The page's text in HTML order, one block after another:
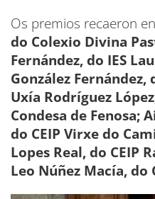
Os premios recaeron en
do Colexio Divina
Fernández, do IES
González Fernández,
Uxía Rodríguez
Condesa de Fenosa;
do CEIP Virxe do
Lopes Real, do CEIP
Leo Núñez Macía, do